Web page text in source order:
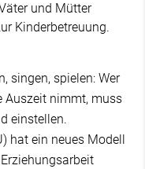
und Mütter
Kinderbetreuung.
singen, spielen: Wer
Auszeit nimmt, muss
einstellen.
hat ein neues Modell